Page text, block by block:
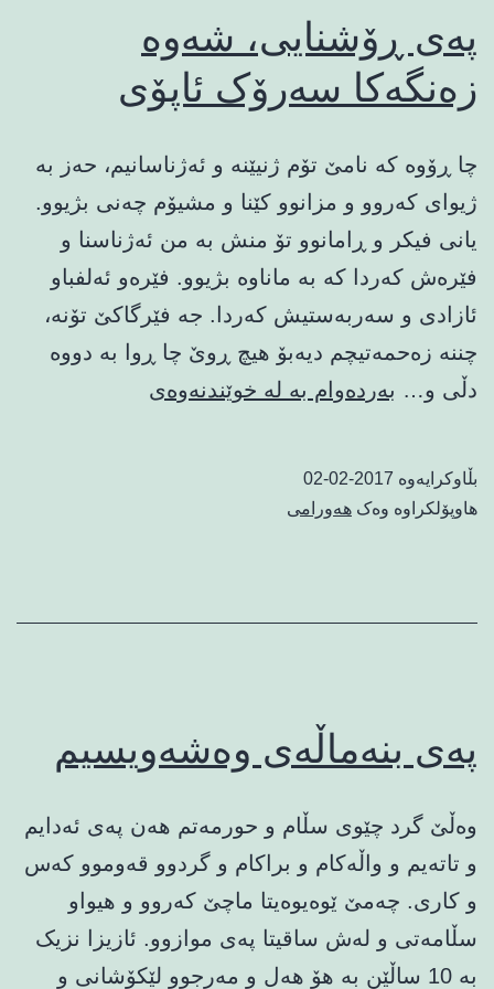
په‌ی ڕۆشنایی، شه‌وه‌
زه‌نگه‌کا سه‌رۆک ئاپۆی
چا ڕۆوه‌ که‌ نامێ تۆم ژنیێنه‌ و ئه‌ژناسانیم، حه‌ز به‌
ژیوای که‌روو و مزانوو کێنا و مشیۆم چه‌نی بژیوو.
یانی فیکر و ڕامانوو تۆ منش به‌ من ئه‌ژناسنا و
فێره‌ش که‌ردا که‌ به‌ ماناوه‌ بژیوو. فێره‌و ئه‌لفباو
ئازادی و سه‌ربه‌ستیش که‌ردا. جه‌ فێرگاکێ تۆنه،‌
چننه‌ زه‌حمه‌تیچم دیه‌بۆ هیچ ڕوێ چا‌ ڕوا به‌ دووه‌
دڵی و… بەردەوام بە لە خوێندنەوەی
بڵاوکرایەوە 2017-02-02
هاوپۆلکراوە وەک هەورامی
په‌ی بنه‌ماڵه‌ی وه‌شه‌ویسیم
وه‌ڵێ گرد چێوی سڵام و حورمه‌تم هه‌ن په‌ی ئه‌دایم
و تاته‌یم و واڵه‌کام‌ و براکام‌‌ و گردوو قه‌وموو که‌س
و کاری. چه‌مێ ێوه‌یوه‌یتا ماچێ كه‌روو و هیواو
سڵامه‌تی و له‌ش ساقیتا په‌ی موازوو. ئازیزا نزیک
به‌ 10 ساڵێن به‌ هۆ هه‌ل و مه‌رجوو لێكۆشانی و